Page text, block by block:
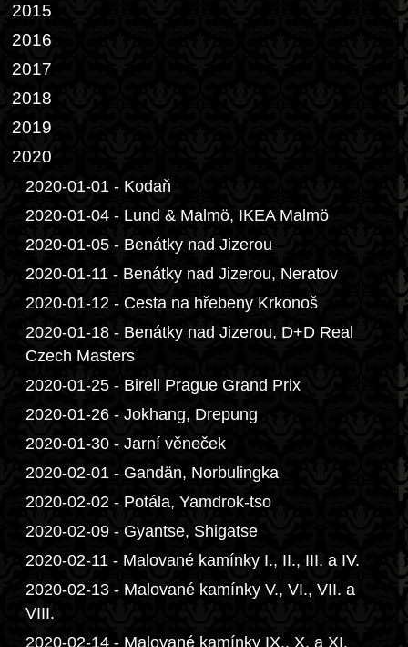
2015
2016
2017
2018
2019
2020
2020-01-01 - Kodaň
2020-01-04 - Lund & Malmö, IKEA Malmö
2020-01-05 - Benátky nad Jizerou
2020-01-11 - Benátky nad Jizerou, Neratov
2020-01-12 - Cesta na hřebeny Krkonoš
2020-01-18 - Benátky nad Jizerou, D+D Real
Czech Masters
2020-01-25 - Birell Prague Grand Prix
2020-01-26 - Jokhang, Drepung
2020-01-30 - Jarní věneček
2020-02-01 - Gandän, Norbulingka
2020-02-02 - Potála, Yamdrok-tso
2020-02-09 - Gyantse, Shigatse
2020-02-11 - Malované kamínky I., II., III. a IV.
2020-02-13 - Malované kamínky V., VI., VII. a
VIII.
2020-02-14 - Malované kamínky IX., X. a XI.